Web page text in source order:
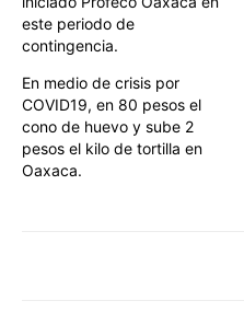
este periodo de
contingencia.
En medio de crisis por
COVID19, en 80 pesos el
cono de huevo y sube 2
pesos el kilo de tortilla en
Oaxaca.